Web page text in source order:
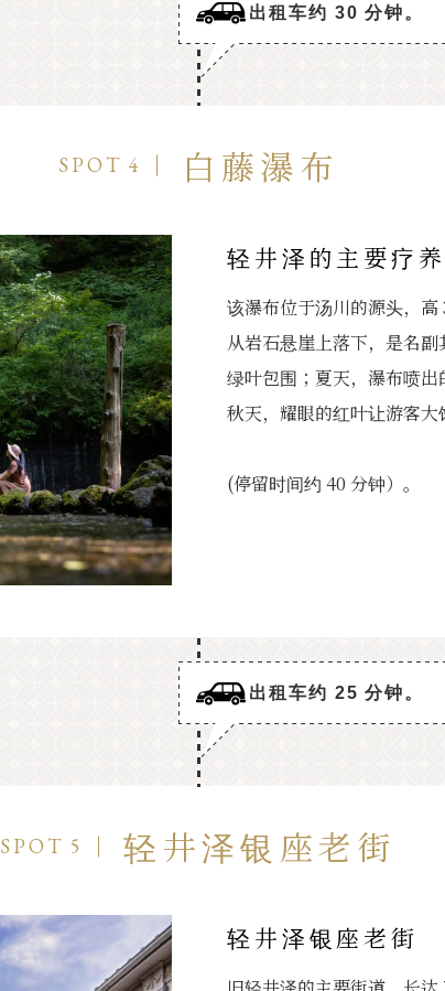
出租车约 30 分钟。
SPOT 4 白藤瀑布
轻井泽的主要疗
该瀑布位于汤川的源头，
从岩石悬崖上落下，是名
绿叶包围；夏天，瀑布喷
秋天，耀眼的红叶让游客大
(停留时间约 40 分钟）。
出租车约 25 分钟。
SPOT 5 轻井泽银座老街
轻井泽银座老街